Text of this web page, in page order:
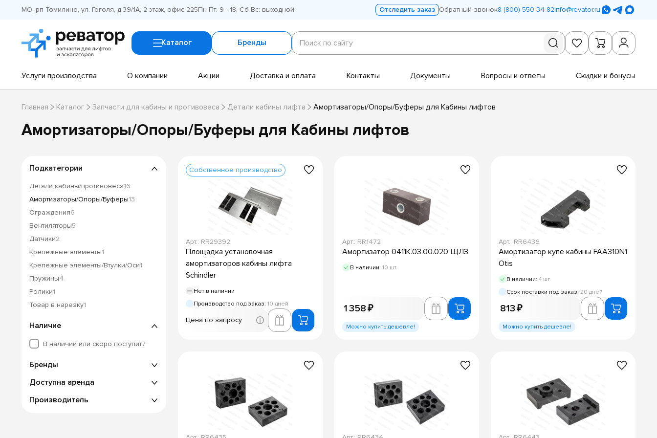
МО, рп Томилино, ул. Гоголя, д.39/1А, 2 этаж, офис 225Пн-Пт: 9 - 18, Сб-Вс: выходной Отследить заказ Обратный звонок8 (800) 550-34-82info@revator.ru
Каталог Бренды
Поиск
по
сайту
Поиск по сайту
Услуги производства О компании Акции Доставка и оплата Контакты Документы Вопросы и ответы Скидки и бонусы
Главная Каталог Запчасти для кабины и противовеса Детали кабины лифта Амортизаторы/Опоры/Буферы для Кабины лифтов
Амортизаторы/Опоры/Буферы для Кабины лифтов
Подкатегории
Детали кабины/противовеса16
Амортизаторы/Опоры/Буферы13
Ограждения6
Вентиляторы5
Датчики2
Крепежные элементы1
Крепежные элементы/Втулки/Оси1
Пружины4
Ролики1
Товар в нарезку1
Наличие
В наличии или скоро поступит7
Бренды
Доступна аренда
Производитель
Собственное производство
Арт.: RR29392
Площадка установочная
амортизаторов кабины лифта
Schindler
Нет в наличии
Производство под заказ: 10 дней
Цена по запросу
Арт.: RR1472
Амортизатор 0411К.03.00.020 ЩЛЗ
В наличии: 10 шт
1 358 ₽
Можно купить дешевле!
Арт.: RR6436
Амортизатор купе кабины FAA310N1
Otis
В наличии: 4 шт
Срок поставки под заказ: 20 дней
813 ₽
Можно купить дешевле!